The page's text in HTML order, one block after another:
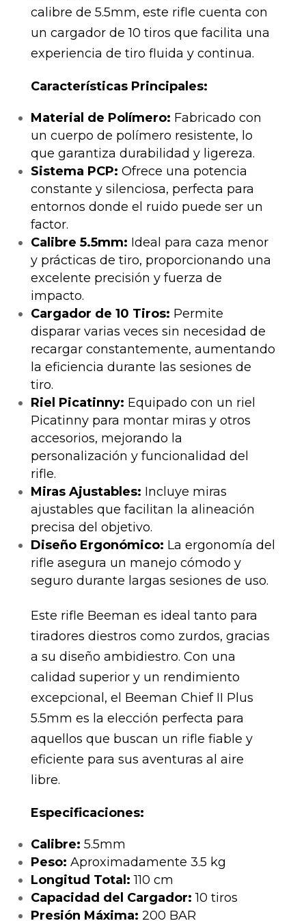
calibre de 5.5mm, este rifle cuenta con
un cargador de 10 tiros que facilita una
experiencia de tiro fluida y continua.
Características Principales:
Material de Polímero: Fabricado con
un cuerpo de polímero resistente, lo
que garantiza durabilidad y ligereza.
Sistema PCP: Ofrece una potencia
constante y silenciosa, perfecta para
entornos donde el ruido puede ser un
factor.
Calibre 5.5mm: Ideal para caza menor
y prácticas de tiro, proporcionando una
excelente precisión y fuerza de
impacto.
Cargador de 10 Tiros: Permite
disparar varias veces sin necesidad de
recargar constantemente, aumentando
la eficiencia durante las sesiones de
tiro.
Riel Picatinny: Equipado con un riel
Picatinny para montar miras y otros
accesorios, mejorando la
personalización y funcionalidad del
rifle.
Miras Ajustables: Incluye miras
ajustables que facilitan la alineación
precisa del objetivo.
Diseño Ergonómico: La ergonomía del
rifle asegura un manejo cómodo y
seguro durante largas sesiones de uso.
Este rifle Beeman es ideal tanto para
tiradores diestros como zurdos, gracias
a su diseño ambidiestro. Con una
calidad superior y un rendimiento
excepcional, el Beeman Chief II Plus
5.5mm es la elección perfecta para
aquellos que buscan un rifle fiable y
eficiente para sus aventuras al aire
libre.
Especificaciones:
Calibre: 5.5mm
Peso: Aproximadamente 3.5 kg
Longitud Total: 110 cm
Capacidad del Cargador: 10 tiros
Presión Máxima: 200 BAR